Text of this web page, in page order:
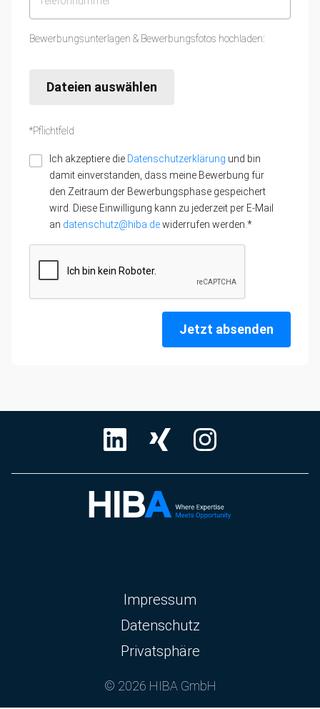
Bewerbungsunterlagen & Bewerbungsfotos hochladen:
Dateien auswählen
*Pflichtfeld
Ich akzeptiere die Datenschutzerklärung und bin
damit einverstanden, dass meine Bewerbung für
den Zeitraum der Bewerbungsphase gespeichert
wird. Diese Einwilligung kann zu jederzeit per E-Mail
an datenschutz@hiba.dewiderrufen werden.*
Jetzt absenden
Navigation
überspringen
Impressum
Datenschutz
Privatsphäre
© 2026 HIBA GmbH